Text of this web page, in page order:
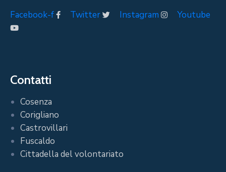
Facebook-f
Twitter Instagram Youtube
Contatti
Cosenza
Corigliano
Castrovillari
Fuscaldo
Cittadella del volontariato